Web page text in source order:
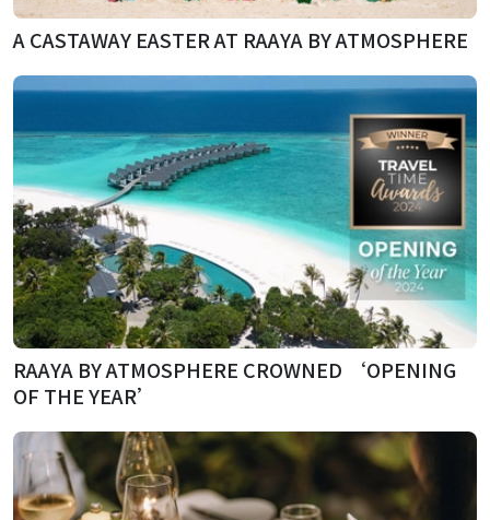
A CASTAWAY EASTER AT RAAYA BY ATMOSPHERE
RAAYA BY ATMOSPHERE CROWNED ‘OPENING
OF THE YEAR’